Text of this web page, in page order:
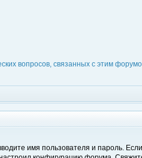
вопросов, связанных с этим
имя пользователя и пароль.